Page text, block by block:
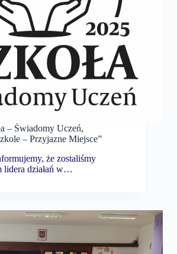
– Świadomy Uczeń,
– Przyjazne Miejsce”
że zostaliśmy
lidera działań w…